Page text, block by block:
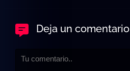
Deja un comentario